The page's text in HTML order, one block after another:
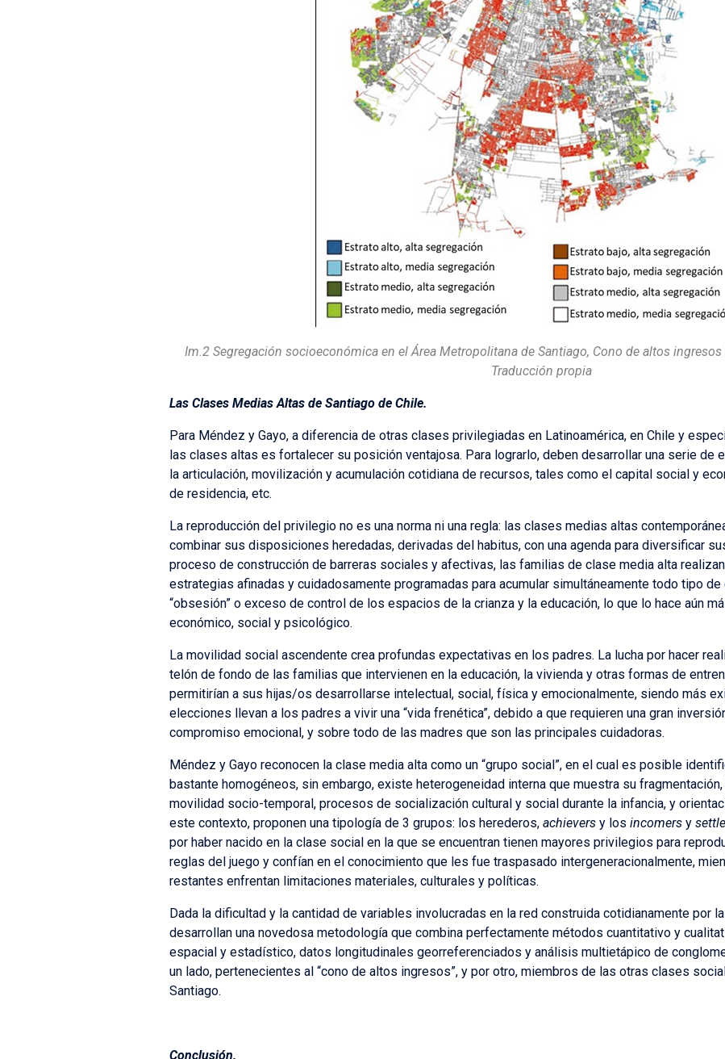
Im.2 Segregación socioeconómica en el Área Metropolitana de Santiago, Cono de altos ingresos
Traducción propia
Las Clases Medias Altas de Santiago de Chile.
Para Méndez y Gayo, a diferencia de otras clases privilegiadas en Latinoamérica, en Chile y
las clases altas es fortalecer su posición ventajosa. Para lograrlo, deben desarrollar una serie de
la articulación, movilización y acumulación cotidiana de recursos, tales como el capital social y
de residencia, etc.
La reproducción del privilegio no es una norma ni una regla: las clases medias altas
combinar sus disposiciones heredadas, derivadas del habitus, con una agenda para diversificar
proceso de construcción de barreras sociales y afectivas, las familias de clase media alta
estrategias afinadas y cuidadosamente programadas para acumular simultáneamente todo tipo
“obsesión” o exceso de control de los espacios de la crianza y la educación, lo que lo hace aún
económico, social y psicológico.
La movilidad social ascendente crea profundas expectativas en los padres. La lucha por hacer
telón de fondo de las familias que intervienen en la educación, la vivienda y otras formas de
permitirían a sus hijas/os desarrollarse intelectual, social, física y emocionalmente, siendo más
elecciones llevan a los padres a vivir una “vida frenética”, debido a que requieren una gran
compromiso emocional, y sobre todo de las madres que son las principales cuidadoras.
Méndez y Gayo reconocen la clase media alta como un “grupo social”, en el cual es posible
bastante homogéneos, sin embargo, existe heterogeneidad interna que muestra su
movilidad socio-temporal, procesos de socialización cultural y social durante la infancia, y
este contexto, proponen una tipología de 3 grupos: los herederos, achieversy los incomersy
por haber nacido en la clase social en la que se encuentran tienen mayores privilegios para
reglas del juego y confían en el conocimiento que les fue traspasado intergeneracionalmente,
restantes enfrentan limitaciones materiales, culturales y políticas.
Dada la dificultad y la cantidad de variables involucradas en la red construida cotidianamente por
desarrollan una novedosa metodología que combina perfectamente métodos cuantitativo y
espacial y estadístico, datos longitudinales georreferenciados y análisis multietápico de
un lado, pertenecientes al “cono de altos ingresos”, y por otro, miembros de las otras clases
Santiago.
Conclusión.